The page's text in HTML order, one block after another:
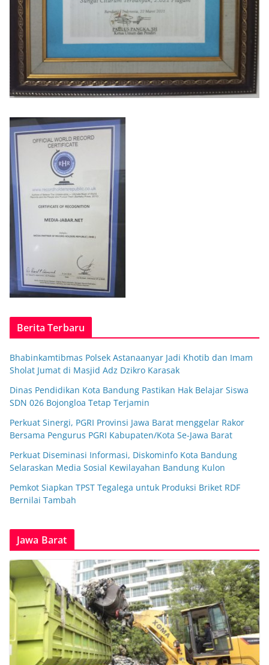
Berita Terbaru
Bhabinkamtibmas Polsek Astanaanyar Jadi Khotib dan Imam
Sholat Jumat di Masjid Adz Dzikro Karasak
Dinas Pendidikan Kota Bandung Pastikan Hak Belajar Siswa
SDN 026 Bojongloa Tetap Terjamin
Perkuat Sinergi, PGRI Provinsi Jawa Barat menggelar Rakor
Bersama Pengurus PGRI Kabupaten/Kota Se-Jawa Barat
Perkuat Diseminasi Informasi, Diskominfo Kota Bandung
Selaraskan Media Sosial Kewilayahan Bandung Kulon
Pemkot Siapkan TPST Tegalega untuk Produksi Briket RDF
Bernilai Tambah
Jawa Barat